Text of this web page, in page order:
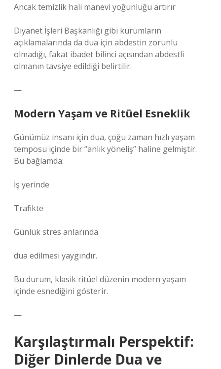
Ancak temizlik hali manevi yoğunluğu artırır
Diyanet İşleri Başkanlığı gibi kurumların
açıklamalarında da dua için abdestin zorunlu
olmadığı, fakat ibadet bilinci açısından abdestli
olmanın tavsiye edildiği belirtilir.
—
Modern Yaşam ve Ritüel Esneklik
Günümüz insanı için dua, çoğu zaman hızlı yaşam
temposu içinde bir “anlık yöneliş” haline gelmiştir.
Bu bağlamda:
İş yerinde
Trafikte
Günlük stres anlarında
dua edilmesi yaygındır.
Bu durum, klasik ritüel düzenin modern yaşam
içinde esnediğini gösterir.
—
Karşılaştırmalı Perspektif:
Diğer Dinlerde Dua ve